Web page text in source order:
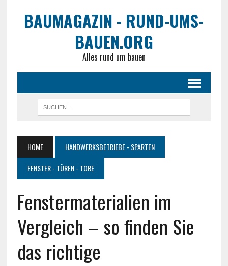
BAUMAGAZIN - RUND-UMS-
BAUEN.ORG
Alles rund um bauen
HOME
HANDWERKSBETRIEBE - SPARTEN
FENSTER - TÜREN - TORE
Fenstermaterialien im
Vergleich – so finden Sie
das richtige